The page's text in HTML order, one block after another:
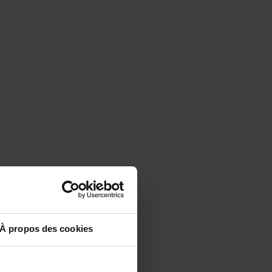
À propos des cookies